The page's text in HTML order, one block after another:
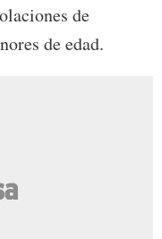
de
de edad.